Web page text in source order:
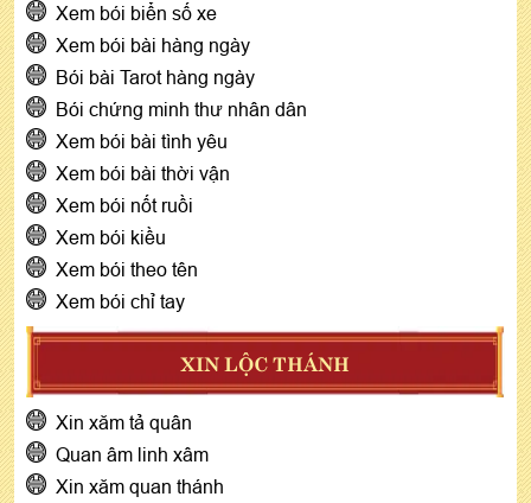
Xem bói biển số xe
Xem bói bài hàng ngày
Bói bài Tarot hàng ngày
Bói chứng minh thư nhân dân
Xem bói bài tình yêu
Xem bói bài thời vận
Xem bói nốt ruồi
Xem bói kiều
Xem bói theo tên
Xem bói chỉ tay
XIN LỘC THÁNH
Xin xăm tả quân
Quan âm linh xâm
Xin xăm quan thánh